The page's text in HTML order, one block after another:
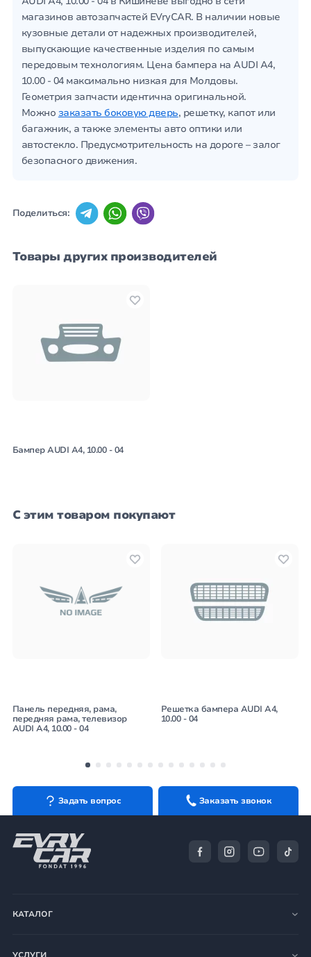
магазинов автозапчастей EVryCAR. В наличии новые
кузовные детали от надежных производителей,
выпускающие качественные изделия по самым
передовым технологиям. Цена бампера на AUDI A4,
10.00 - 04 максимально низкая для Молдовы.
Геометрия запчасти идентична оригинальной.
Можно заказать боковую дверь, решетку, капот или
багажник, а также элементы авто оптики или
автостекло. Предусмотрительность на дороге – залог
безопасного движения.
Поделиться:
Товары других производителей
Бампер AUDI A4, 10.00 - 04
С этим товаром покупают
Панель передняя, рама,
передняя рама, телевизор
AUDI A4, 10.00 - 04
Решетка бампера AUDI A4,
10.00 - 04
Задать вопрос Заказать звонок
КАТАЛОГ